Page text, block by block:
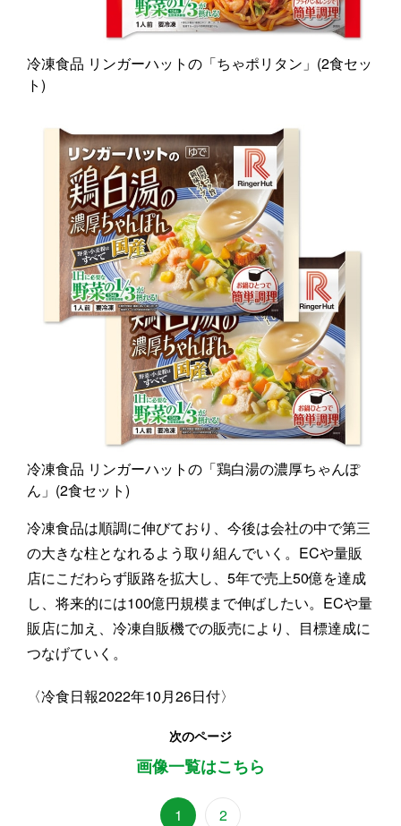
冷凍食品 リンガーハットの「ちゃポリタン」(2食セッ
ト)
冷凍食品 リンガーハットの「鶏白湯の濃厚ちゃんぽ
ん」(2食セット)
冷凍食品は順調に伸びており、今後は会社の中で第三
の大きな柱となれるよう取り組んでいく。ECや量販
店にこだわらず販路を拡大し、5年で売上50億を達成
し、将来的には100億円規模まで伸ばしたい。ECや量
販店に加え、冷凍自販機での販売により、目標達成に
つなげていく。
〈冷食日報2022年10月26日付〉
次のページ
画像一覧はこちら
1 2